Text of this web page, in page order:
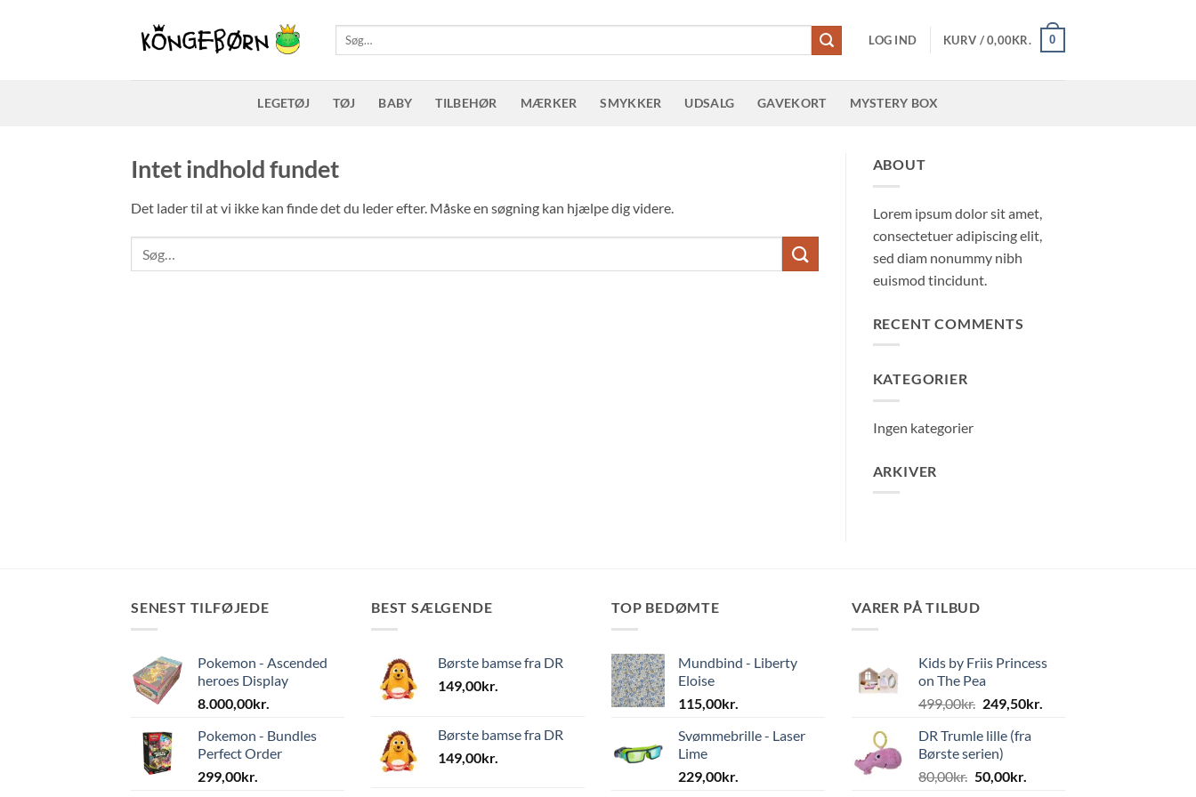
Søg
efter:
LOG IND KURV /0,00KR. 0
LEGETØJ TØJ BABY TILBEHØR MÆRKER SMYKKER UDSALG GAVEKORT MYSTERY BOX
Intet indhold fundet
Det lader til at vi ikke kan finde det du leder efter. Måske en søgning kan hjælpe dig videre.
ABOUT
Lorem ipsum dolor sit amet,
consectetuer adipiscing elit,
sed diam nonummy nibh
euismod tincidunt.
RECENT COMMENTS
KATEGORIER
Ingen kategorier
ARKIVER
SENEST TILFØJEDE
Pokemon - Ascended
heroes Display
8.000,00kr.
Pokemon - Bundles
Perfect Order
299,00kr.
BEST SÆLGENDE
Børste bamse fra DR
149,00kr.
Børste bamse fra DR
149,00kr.
TOP BEDØMTE
Mundbind - Liberty
Eloise
115,00kr.
Svømmebrille - Laser
Lime
229,00kr.
VARER PÅ TILBUD
Kids by Friis Princess
on The Pea
499,00kr. Den
pris
var:
499,00kr..
249,50kr.
DR Trumle lille (fra
Børste serien)
80,00kr. Den
50,00kr.